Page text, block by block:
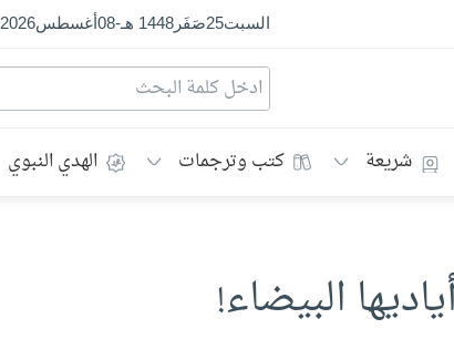
السبت25صَفَر1448 هـ -
08أغسطس2026
شريعة كتب وترجمات الهدي النبوي
البيضاء!